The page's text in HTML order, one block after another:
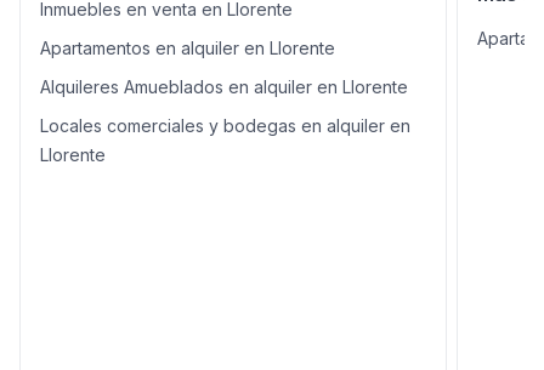
Inmuebles en venta en Llorente
Apartamentos en alquiler en Llorente
Alquileres Amueblados en alquiler en Llorente
Locales comerciales y bodegas en alquiler en
Llorente